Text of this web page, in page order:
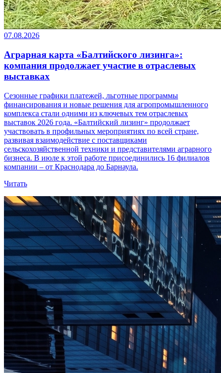
07.08.2026
Аграрная карта «Балтийского лизинга»:
компания продолжает участие в отраслевых
выставках
Сезонные графики платежей, льготные программы
финансирования и новые решения для агропромышленного
комплекса стали одними из ключевых тем отраслевых
выставок 2026 года. «Балтийский лизинг» продолжает
участвовать в профильных мероприятиях по всей стране,
развивая взаимодействие с поставщиками
сельскохозяйственной техники и представителями аграрного
бизнеса. В июле к этой работе присоединились 16 филиалов
компании – от Краснодара до Барнаула.
Читать